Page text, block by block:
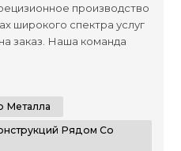
производство
широкого спектра услуг
заказ. Наша команда
технологий,
точности в
Мы стремимся к
используя
Металла
Рядом Со